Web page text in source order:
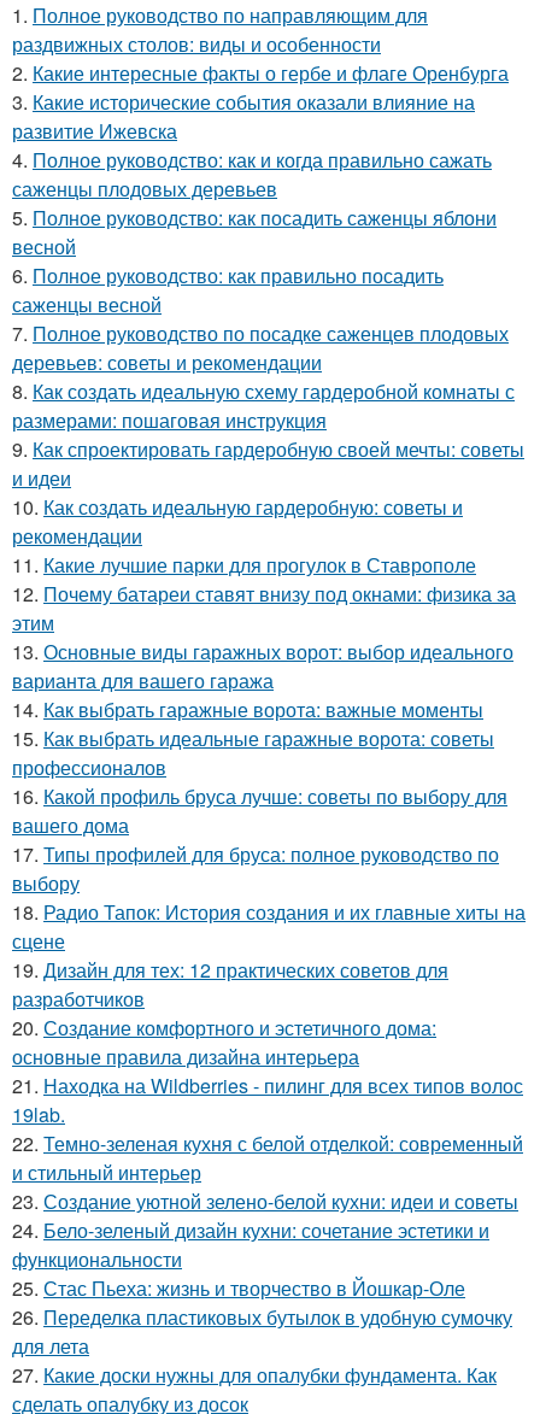
1. Полное руководство по направляющим для
раздвижных столов: виды и особенности
2. Какие интересные факты о гербе и флаге Оренбурга
3. Какие исторические события оказали влияние на
развитие Ижевска
4. Полное руководство: как и когда правильно сажать
саженцы плодовых деревьев
5. Полное руководство: как посадить саженцы яблони
весной
6. Полное руководство: как правильно посадить
саженцы весной
7. Полное руководство по посадке саженцев плодовых
деревьев: советы и рекомендации
8. Как создать идеальную схему гардеробной комнаты с
размерами: пошаговая инструкция
9. Как спроектировать гардеробную своей мечты: советы
и идеи
10. Как создать идеальную гардеробную: советы и
рекомендации
11. Какие лучшие парки для прогулок в Ставрополе
12. Почему батареи ставят внизу под окнами: физика за
этим
13. Основные виды гаражных ворот: выбор идеального
варианта для вашего гаража
14. Как выбрать гаражные ворота: важные моменты
15. Как выбрать идеальные гаражные ворота: советы
профессионалов
16. Какой профиль бруса лучше: советы по выбору для
вашего дома
17. Типы профилей для бруса: полное руководство по
выбору
18. Радио Тапок: История создания и их главные хиты на
сцене
19. Дизайн для тех: 12 практических советов для
разработчиков
20. Создание комфортного и эстетичного дома:
основные правила дизайна интерьера
21. Находка на Wildberries - пилинг для всех типов волос
19lab.
22. Темно-зеленая кухня с белой отделкой: современный
и стильный интерьер
23. Создание уютной зелено-белой кухни: идеи и советы
24. Бело-зеленый дизайн кухни: сочетание эстетики и
функциональности
25. Стас Пьеха: жизнь и творчество в Йошкар-Оле
26. Переделка пластиковых бутылок в удобную сумочку
для лета
27. Какие доски нужны для опалубки фундамента. Как
сделать опалубку из досок